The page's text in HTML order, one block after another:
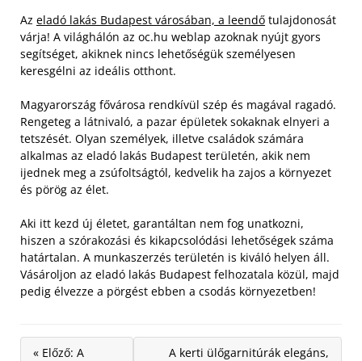
Az eladó lakás Budapest városában, a leendő tulajdonosát
várja! A világhálón az oc.hu weblap azoknak nyújt gyors
segítséget, akiknek nincs lehetőségük személyesen
keresgélni az ideális otthont.
Magyarország fővárosa rendkívül szép és magával ragadó.
Rengeteg a látnivaló, a pazar épületek sokaknak elnyeri a
tetszését. Olyan személyek, illetve családok számára
alkalmas az eladó lakás Budapest területén, akik nem
ijednek meg a zsúfoltságtól, kedvelik ha zajos a környezet
és pörög az élet.
Aki itt kezd új életet, garantáltan nem fog unatkozni,
hiszen a szórakozási és kikapcsolódási lehetőségek száma
határtalan. A munkaszerzés területén is kiváló helyen áll.
Vásároljon az eladó lakás Budapest felhozatala közül, majd
pedig élvezze a pörgést ebben a csodás környezetben!
« Előző: A
A kerti ülőgarnitúrák elegáns,